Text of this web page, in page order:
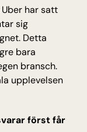
har satt
sig
Detta
bara
bransch.
upplevelsen
först får